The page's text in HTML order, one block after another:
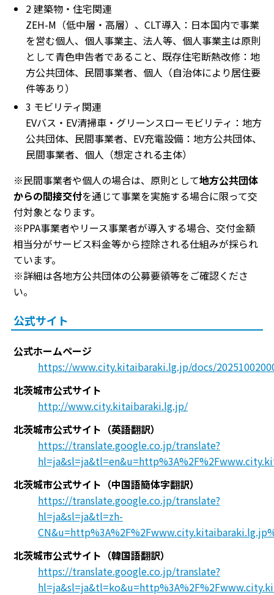
2 建築物・住宅関連
ZEH-M（低中層・高層）、CLT導入：日本国内で事業
を営む個人、個人事業主、法人等、個人事業主は原則
として青色申告者であること、既存住宅断熱改修：地
方公共団体、民間事業者、個人（自治体により居住要
件等あり）
3 モビリティ関連
EVバス・EV清掃車・グリーンスローモビリティ：地方
公共団体、民間事業者、EV充電設備：地方公共団体、
民間事業者、個人（想定される主体）
※民間事業者や個人の場合は、原則として地方公共団体
からの間接交付を通じて事業を実施する場合に限って交
付対象となります。
※PPA事業者やリース事業者が導入する場合、交付金額
相当分がサービス料金等から控除される仕組みが採られ
ています。
※詳細は各地方公共団体の公募要領等をご確認くださ
い。
公式サイト
公式ホームページ
https://www.city.kitaibaraki.lg.jp/docs/
北茨城市公式サイト
http://www.city.kitaibaraki.lg.jp/
北茨城市公式サイト（英語翻訳）
https://translate.google.co.jp/translate?
北茨城市公式サイト（中国語簡体字翻訳）
https://translate.google.co.jp/translate?
hl=ja&sl=ja&tl=zh-
北茨城市公式サイト（韓国語翻訳）
https://translate.google.co.jp/translate?